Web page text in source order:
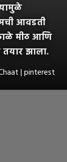
आवडती
मीठ आणि
तयार झाला.
| pinterest